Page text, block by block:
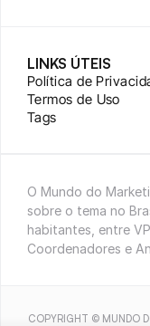
LINKS ÚTEIS
Política de
Termos de Uso
Tags
O Mundo do
sobre o tema no
habitantes, entre
Coordenadores e
COPYRIGHT © MUNDO